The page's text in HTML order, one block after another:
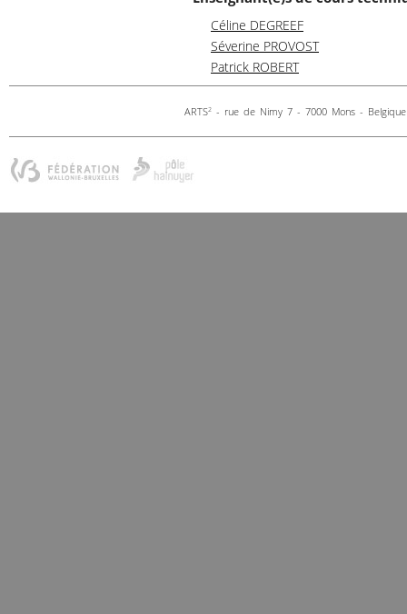
Céline DEGREEF
Séverine PROVOST
Patrick ROBERT
ARTS2 - rue de Nimy 7 - 7000 Mons -